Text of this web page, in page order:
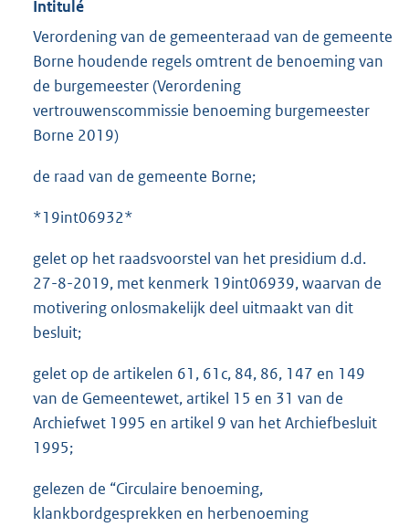
Intitulé
Verordening van de gemeenteraad van de gemeente
Borne houdende regels omtrent de benoeming van
de burgemeester (Verordening
vertrouwenscommissie benoeming burgemeester
Borne 2019)
de raad van de gemeente Borne;
*19int06932*
gelet op het raadsvoorstel van het presidium d.d.
27-8-2019, met kenmerk 19int06939, waarvan de
motivering onlosmakelijk deel uitmaakt van dit
besluit;
gelet op de artikelen 61, 61c, 84, 86, 147 en 149
van de Gemeentewet, artikel 15 en 31 van de
Archiefwet 1995 en artikel 9 van het Archiefbesluit
1995;
gelezen de “Circulaire benoeming,
klankbordgesprekken en herbenoeming